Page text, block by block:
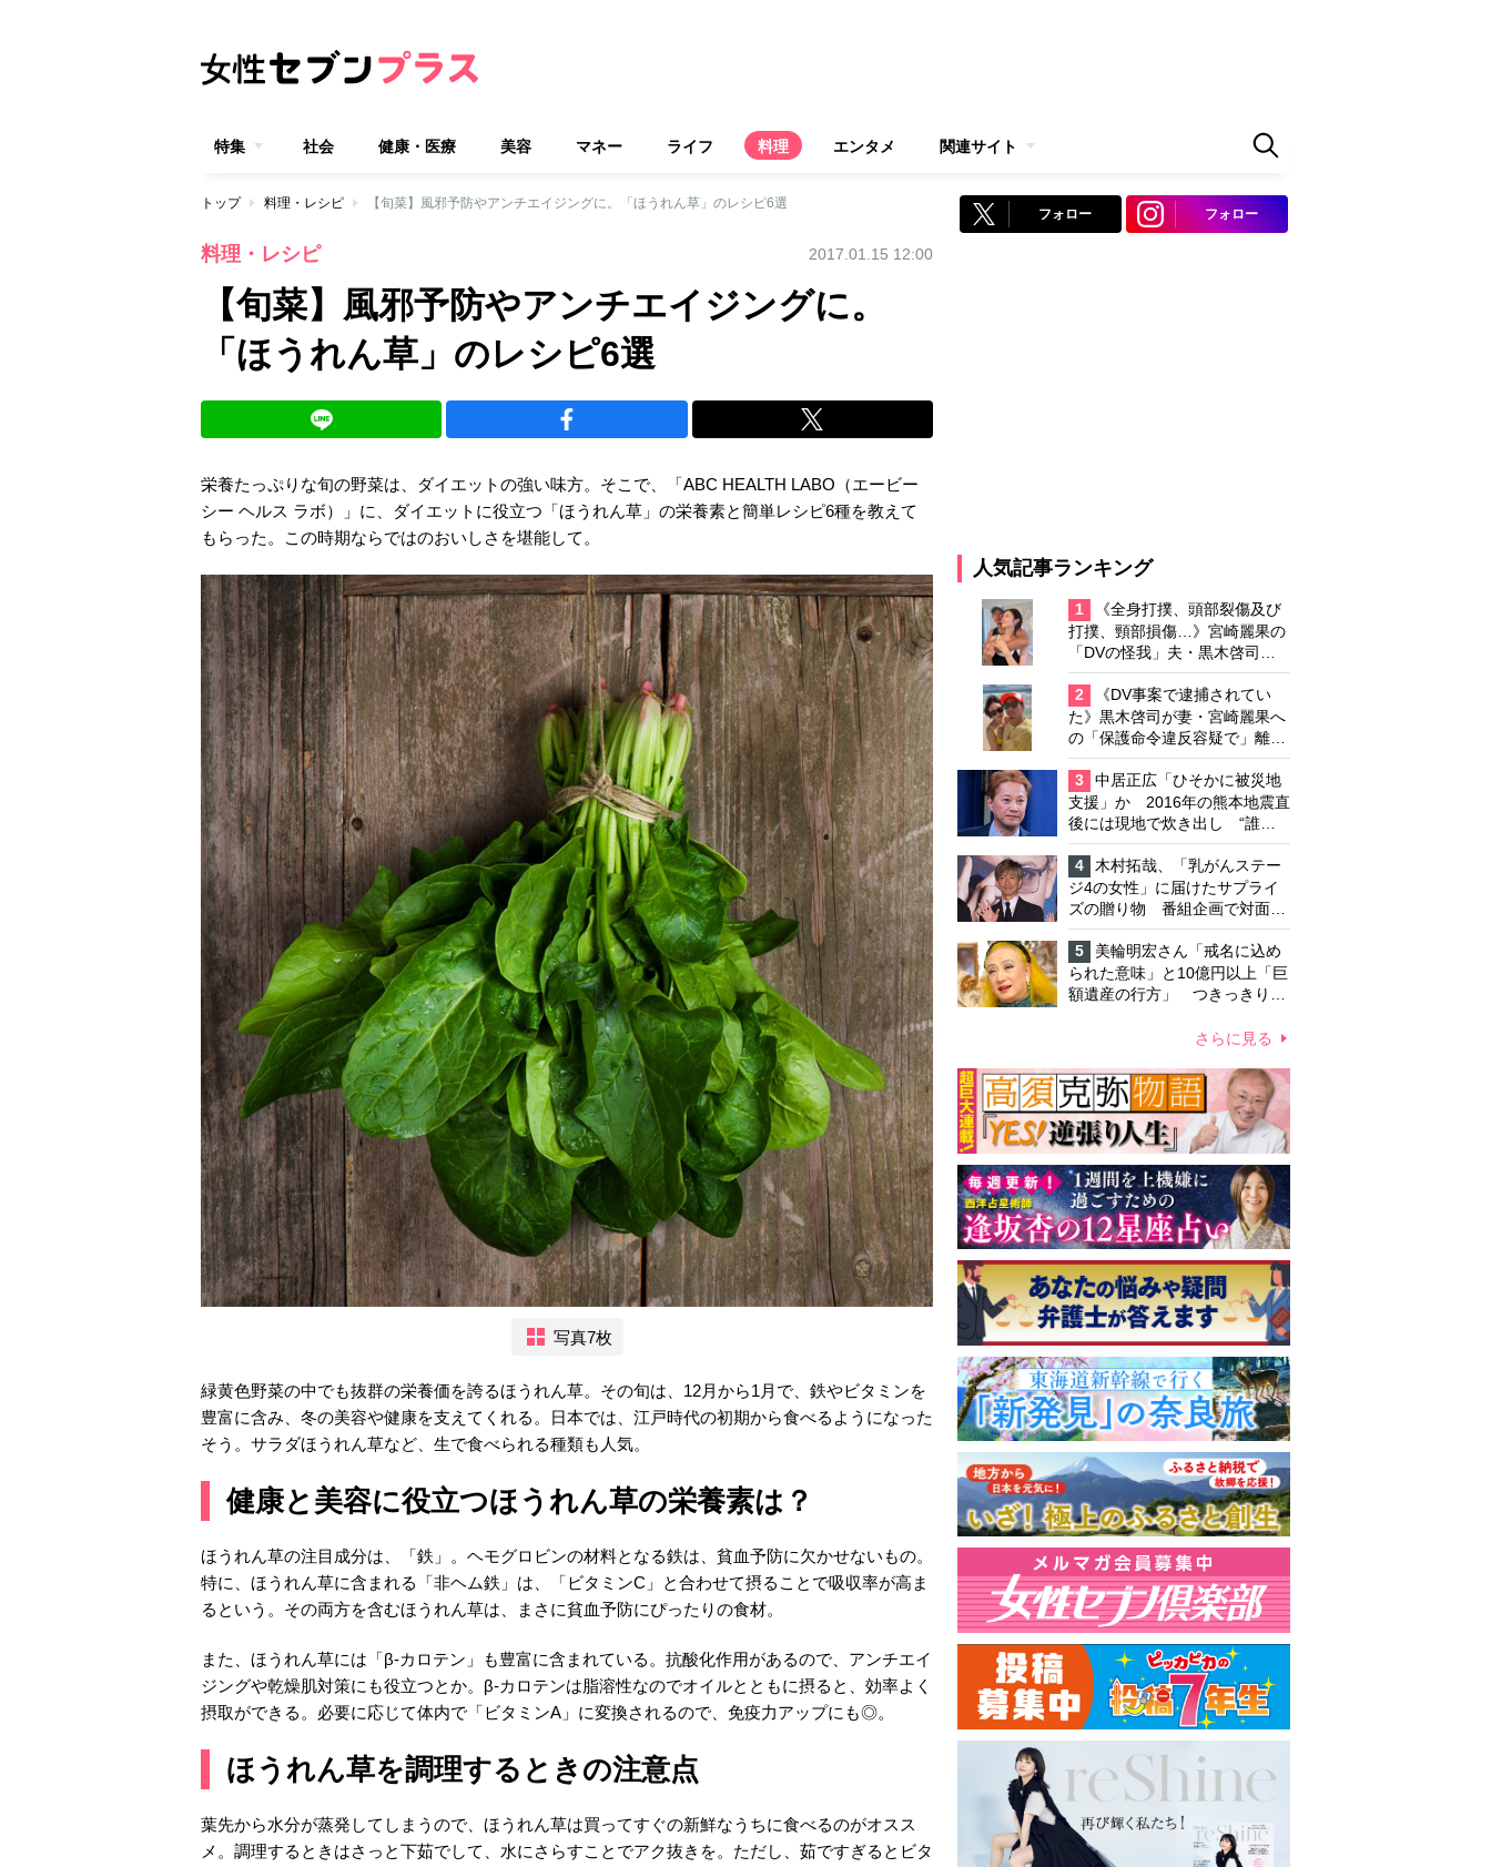
特集 社会 健康・医療 美容 マネー ライフ 料理 エンタメ 関連サイト
トップ 料理・レシピ 【旬菜】風邪予防やアンチエイジングに。「ほうれん草」のレシピ6選
料理・レシピ 2017.01.15 12:00
【旬菜】風邪予防やアンチエイジングに。
「ほうれん草」のレシピ6選
栄養たっぷりな旬の野菜は、ダイエットの強い味方。そこで、「ABC HEALTH LABO（エービー
シー ヘルス ラボ）」に、ダイエットに役立つ「ほうれん草」の栄養素と簡単レシピ6種を教えて
もらった。この時期ならではのおいしさを堪能して。
写真7枚
緑黄色野菜の中でも抜群の栄養価を誇るほうれん草。その旬は、12月から1月で、鉄やビタミンを
豊富に含み、冬の美容や健康を支えてくれる。日本では、江戸時代の初期から食べるようになった
そう。サラダほうれん草など、生で食べられる種類も人気。
健康と美容に役立つほうれん草の栄養素は？
ほうれん草の注目成分は、「鉄」。ヘモグロビンの材料となる鉄は、貧血予防に欠かせないもの。
特に、ほうれん草に含まれる「非ヘム鉄」は、「ビタミンC」と合わせて摂ることで吸収率が高ま
るという。その両方を含むほうれん草は、まさに貧血予防にぴったりの食材。
また、ほうれん草には「β-カロテン」も豊富に含まれている。抗酸化作用があるので、アンチエイ
ジングや乾燥肌対策にも役立つとか。β-カロテンは脂溶性なのでオイルとともに摂ると、効率よく
摂取ができる。必要に応じて体内で「ビタミンA」に変換されるので、免疫力アップにも◎。
ほうれん草を調理するときの注意点
葉先から水分が蒸発してしまうので、ほうれん草は買ってすぐの新鮮なうちに食べるのがオスス
メ。調理するときはさっと下茹でして、水にさらすことでアク抜きを。ただし、茹ですぎるとビタ
フォロー フォロー
人気記事ランキング
1
《全身打撲、頭部裂傷及び
打撲、頸部損傷…》宮崎麗果の
「DVの怪我」夫・黒木啓司の
逮捕で始まる「夫婦の闘争」
2
《DV事案で逮捕されてい
た》黒木啓司が妻・宮崎麗果へ
の「保護命令違反容疑で」離婚
協議は「第二ステージ」へ
3
中居正広「ひそかに被災地
支援」か 2016年の熊本地震直
後には現地で炊き出し “誰に
も知られなくて良い”と、むし
ろ強まる福祉活動への思い
4
木村拓哉、「乳がんステー
ジ4の女性」に届けたサプライ
ズの贈り物 番組企画で対面し
たファンが、夢と希望を与える
心遣いに「うれしくて号泣しま
した」
5
美輪明宏さん「戒名に込め
られた意味」と10億円以上「巨
額遺産の行方」 つきっきりで
さらに見る